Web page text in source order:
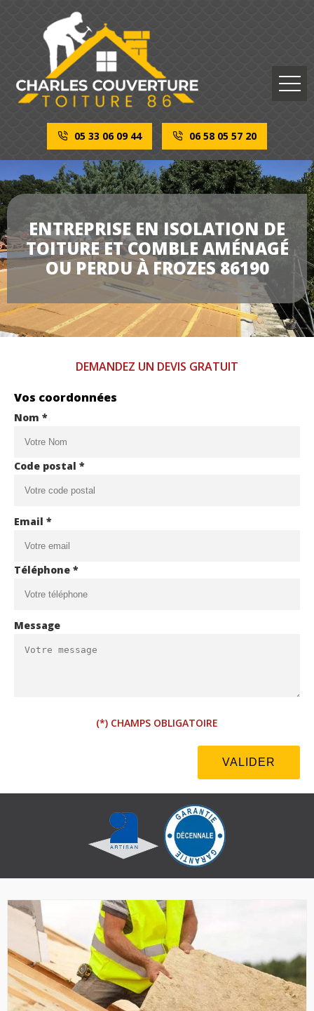
05 33 06 09 44 06 58 05 57 20
ENTREPRISE EN ISOLATION DE
TOITURE ET COMBLE AMÉNAGÉ
OU PERDU À FROZES 86190
DEMANDEZ UN DEVIS GRATUIT
Vos coordonnées
Nom *
Code postal *
Email *
Téléphone *
Message
(*) CHAMPS OBLIGATOIRE